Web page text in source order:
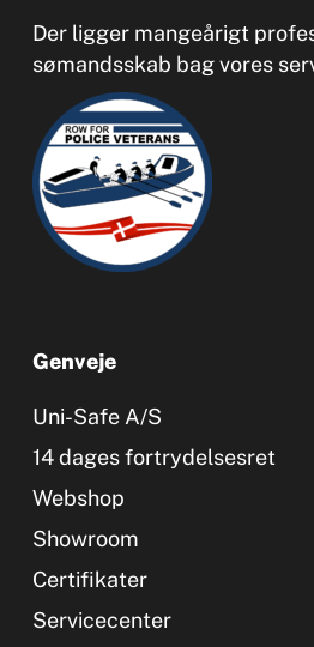
Der ligger mangeårigt
sømandsskab bag vores
Genveje
Uni-Safe A/S
14 dages fortrydelsesret
Webshop
Showroom
Certifikater
Servicecenter